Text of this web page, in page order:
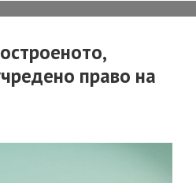
право на